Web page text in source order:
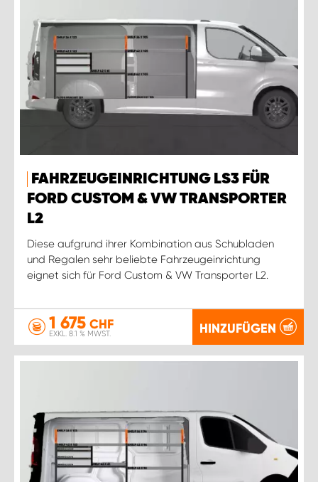
FAHRZEUGEINRICHTUNG LS3 FÜR
FORD CUSTOM & VW TRANSPORTER
L2
Diese aufgrund ihrer Kombination aus Schubladen
und Regalen sehr beliebte Fahrzeugeinrichtung
eignet sich für Ford Custom & VW Transporter L2.
1 675 CHF
EXKL. 8.1 % MWST. HINZUFÜGEN